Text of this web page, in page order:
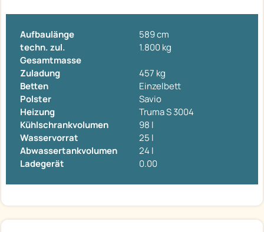
Aufbaulänge
589 cm
techn. zul.
Gesamtmasse
1.800 kg
Zuladung
457 kg
Betten
Einzelbett
Polster
Savio
Heizung
Truma S 3004
Kühlschrankvolumen
98 l
Wasservorrat
25 l
Abwassertankvolumen
24 l
Ladegerät
0.00